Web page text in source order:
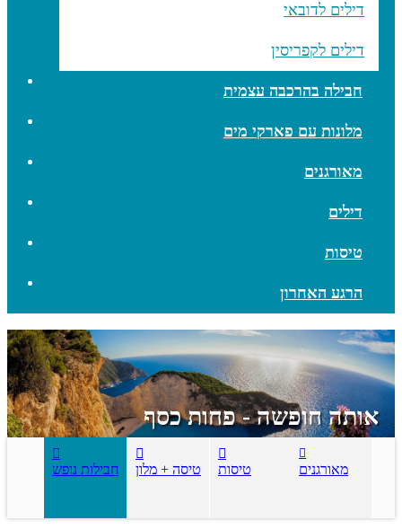
דילים לדובאי
דילים לקפריסין
חבילה בהרכבה עצמית
מלונות עם פארקי מים
מאורגנים
דילים
טיסות
הרגע האחרון
חבילות נופש טיסה + מלון טיסות מאורגנים
אותה חופשה - פחות כסף